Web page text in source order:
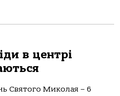
в центрі
Святого Миколая – 6